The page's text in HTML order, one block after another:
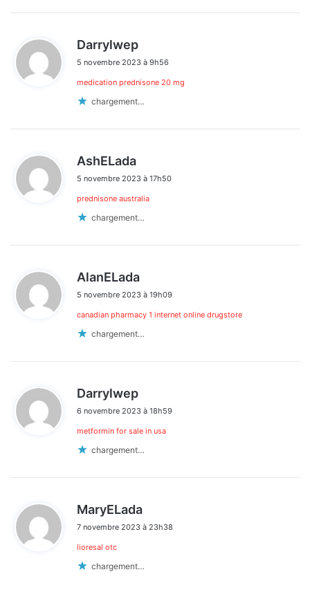
Darrylwep
t
5 novembre 2023 à 9h56
medication prednisone 20 mg
chargement…
AshELada
t
5 novembre 2023 à 17h50
prednisone australia
chargement…
AlanELada
t
5 novembre 2023 à 19h09
canadian pharmacy 1 internet online drugstore
chargement…
Darrylwep
t
6 novembre 2023 à 18h59
metformin for sale in usa
chargement…
MaryELada
t
7 novembre 2023 à 23h38
lioresal otc
chargement…